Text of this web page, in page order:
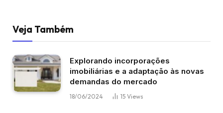
Veja Também
Explorando incorporações
imobiliárias e a adaptação às novas
demandas do mercado
18/06/2024 15 Views